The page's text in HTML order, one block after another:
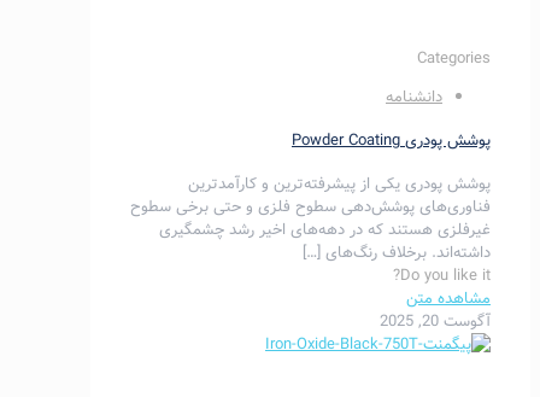
Categories
دانشنامه
پوشش پودری Powder Coating
پوشش‌ پودری یکی از پیشرفته‌ترین و کارآمدترین
فناوری‌های پوشش‌دهی سطوح فلزی و حتی برخی سطوح
غیرفلزی هستند که در دهه‌های اخیر رشد چشمگیری
داشته‌اند. برخلاف رنگ‌های […]
Do you like it?
مشاهده متن
آگوست 20, 2025